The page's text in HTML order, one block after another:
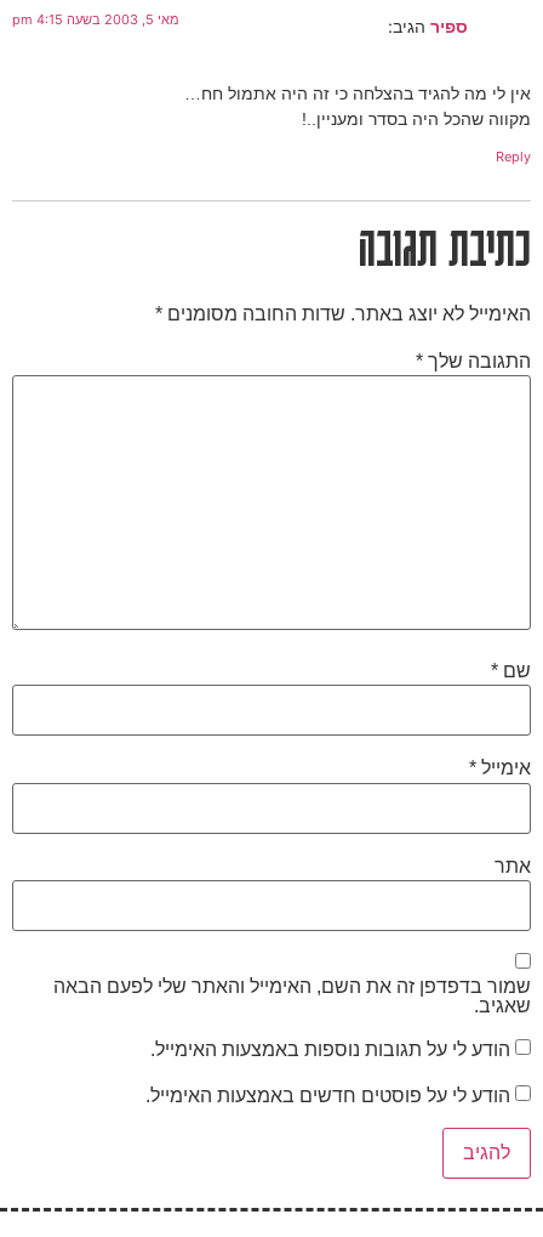
ספיר הגיב: מאי 5, 2003 בשעה 4:15 pm
אין לי מה להגיד בהצלחה כי זה היה אתמול חח…
מקווה שהכל היה בסדר ומעניין..!
Reply
כתיבת תגובה
האימייל לא יוצג באתר. שדות החובה מסומנים *
התגובה שלך *
שם *
אימייל *
אתר
שמור בדפדפן זה את השם, האימייל והאתר שלי לפעם הבאה
שאגיב.
הודע לי על תגובות נוספות באמצעות האימייל.
הודע לי על פוסטים חדשים באמצעות האימייל.